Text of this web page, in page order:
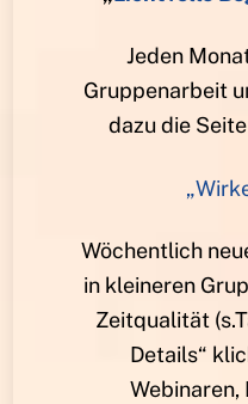
Jeden
Gruppenarbeit
dazu die
Wöchentlich
in kleineren
Zeitqualität
Details“
Webinaren,